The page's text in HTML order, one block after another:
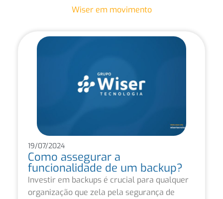
Wiser em movimento
19/07/2024
Como assegurar a
funcionalidade de um backup?
Investir em backups é crucial para qualquer
organização que zela pela segurança de